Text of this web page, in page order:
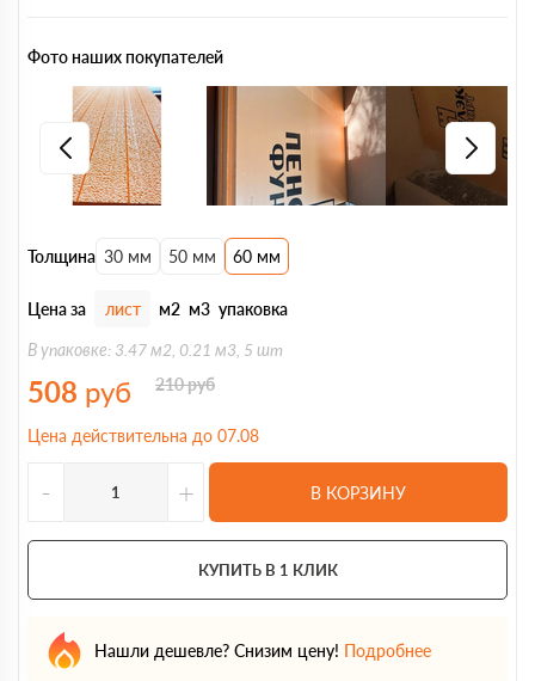
Толщина 30 мм 50 мм 60 мм
Цена за лист м2 м3 упаковка
В упаковке: 3.47 м2, 0.21 м3, 5 шт
508 руб 210руб
Цена действительна до 07.08
- + В КОРЗИНУ
КУПИТЬ В 1 КЛИК
Нашли дешевле? Снизим цену! Подробнее
Фото наших покупателей